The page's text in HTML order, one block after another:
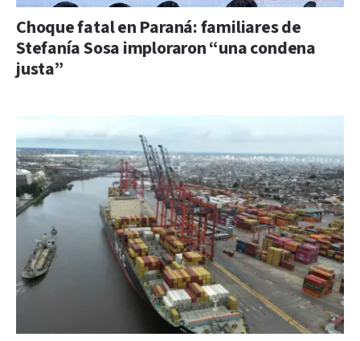
Choque fatal en Paraná: familiares de
Stefanía Sosa imploraron “una condena
justa”